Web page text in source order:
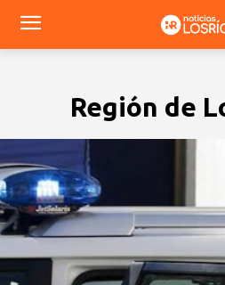
Región de